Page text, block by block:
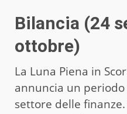
Bilancia (24
ottobre)
La Luna Piena in
annuncia un
settore delle